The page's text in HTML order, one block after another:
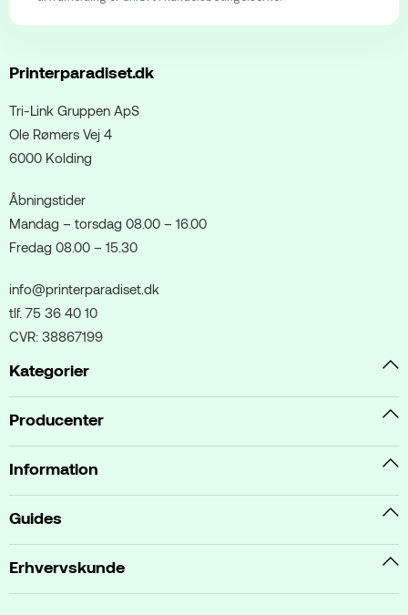
Printerparadiset.dk
Tri-Link Gruppen ApS
Ole Rømers Vej 4
6000 Kolding
Åbningstider
Mandag – torsdag 08.00 – 16.00
Fredag 08.00 – 15.30
info@printerparadiset.dk
tlf. 75 36 40 10
CVR: 38867199
Kategorier
Producenter
Information
Guides
Erhvervskunde